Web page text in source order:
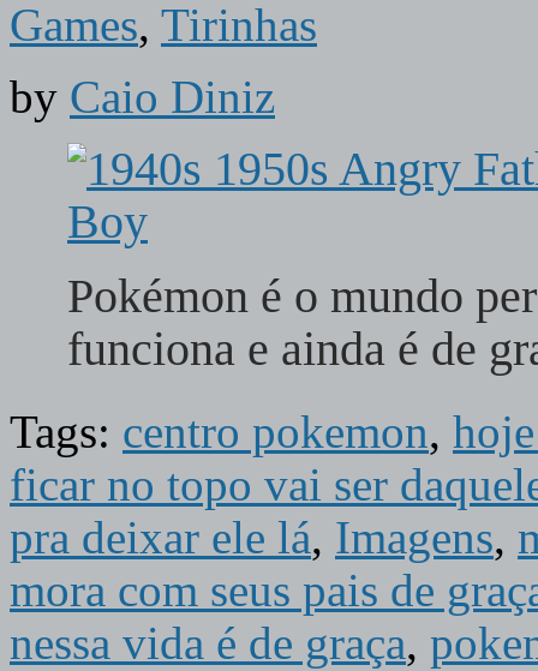
Games, Tirinhas
by Caio Diniz
Pokémon é o mundo
funciona e ainda é de
Tags: centro pokemon,
ficar no topo vai ser
pra deixar ele lá, Imagens,
mora com seus pais de
nessa vida é de graça,